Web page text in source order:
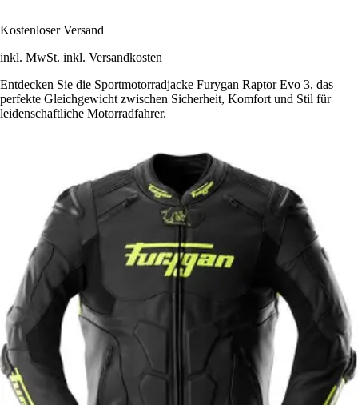
Kostenloser Versand
inkl. MwSt. inkl. Versandkosten
Entdecken Sie die Sportmotorradjacke Furygan Raptor Evo 3, das
perfekte Gleichgewicht zwischen Sicherheit, Komfort und Stil für
leidenschaftliche Motorradfahrer.